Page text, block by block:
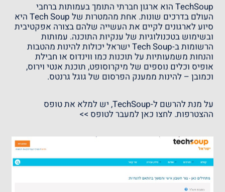
TechSoup הוא ארגון חברתי התומך בעמותות ברחבי
העולם בדרכים שונות. אחת מהמטרות של Tech Soup היא
סיוע לארגונים לקיים את העשייה שלהם בצורה אפקטיבית
ובשימוש בטכנולוגיות של ענקיות התוכנה. עמותות
הרשומות ב-Tech Soup ישראל יכולות להינות מהטבות
והנחות משמעותיות על תוכנות כמו ווינדוס או חבילת
אופיס וכלים נוספים של מיקרוסופט, תוכנת אנטי וירוס,
וכמובן – להינות ממענק הפרסום של גוגל גרנטס.
על מנת להרשם ל-TechSoup, יש למלא את טופס
ההצטרפות. לחצו כאן למעבר לטופס >>